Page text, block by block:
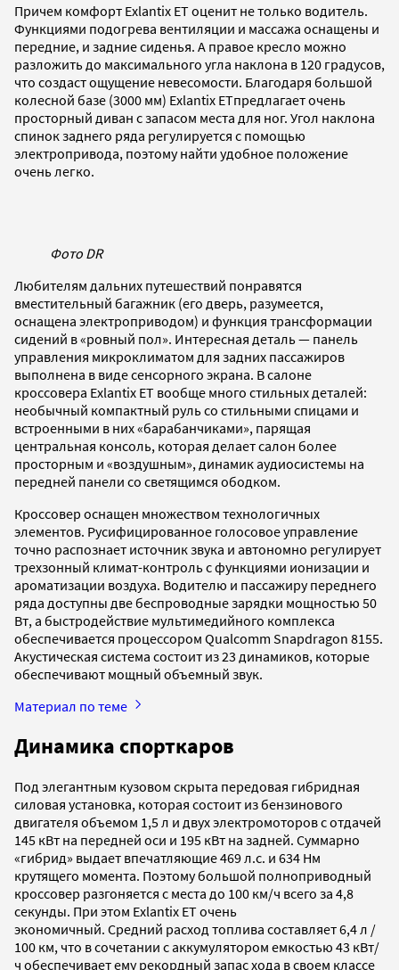
Причем комфорт Exlantix ET оценит не только водитель.
Функциями подогрева вентиляции и массажа оснащены и
передние, и задние сиденья. А правое кресло можно
разложить до максимального угла наклона в 120 градусов,
что создаст ощущение невесомости. Благодаря большой
колесной базе (3000 мм) Exlantix ETпредлагает очень
просторный диван с запасом места для ног. Угол наклона
спинок заднего ряда регулируется с помощью
электропривода, поэтому найти удобное положение
очень легко.
Фото DR
Любителям дальних путешествий понравятся
вместительный багажник (его дверь, разумеется,
оснащена электроприводом) и функция трансформации
сидений в «ровный пол». Интересная деталь — панель
управления микроклиматом для задних пассажиров
выполнена в виде сенсорного экрана. В салоне
кроссовера Exlantix ET вообще много стильных деталей:
необычный компактный руль со стильными спицами и
встроенными в них «барабанчиками», парящая
центральная консоль, которая делает салон более
просторным и «воздушным», динамик аудиосистемы на
передней панели со светящимся ободком.
Кроссовер оснащен множеством технологичных
элементов. Русифицированное голосовое управление
точно распознает источник звука и автономно регулирует
трехзонный климат-контроль с функциями ионизации и
ароматизации воздуха. Водителю и пассажиру переднего
ряда доступны две беспроводные зарядки мощностью 50
Вт, а быстродействие мультимедийного комплекса
обеспечивается процессором Qualcomm Snapdragon 8155.
Акустическая система состоит из 23 динамиков, которые
обеспечивают мощный объемный звук.
Материал по теме
Динамика спорткаров
Под элегантным кузовом скрыта передовая гибридная
силовая установка, которая состоит из бензинового
двигателя объемом 1,5 л и двух электромоторов с отдачей
145 кВт на передней оси и 195 кВт на задней. Суммарно
«гибрид» выдает впечатляющие 469 л.с. и 634 Нм
крутящего момента. Поэтому большой полноприводный
кроссовер разгоняется с места до 100 км/ч всего за 4,8
секунды. При этом Exlantix ET очень
экономичный. Cредний расход топлива составляет 6,4 л /
100 км, что в сочетании с аккумулятором емкостью 43 кВт/
ч обеспечивает ему рекордный запас хода в своем классе